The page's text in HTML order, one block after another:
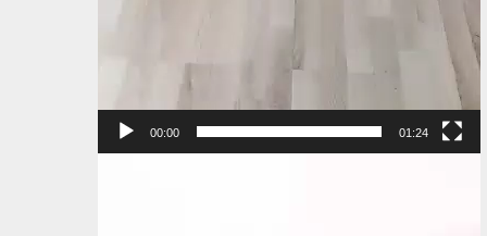
00:00 01:24